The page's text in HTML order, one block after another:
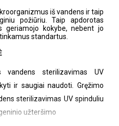
iš vandens ir taip
požiūriu. Taip apdorotas
geriamojo kokybe, nebent jo
standartus.
vandens sterilizavimas UV
ir saugiai naudoti. Gręžimo
sterilizavimas UV spinduliu
užteršimo